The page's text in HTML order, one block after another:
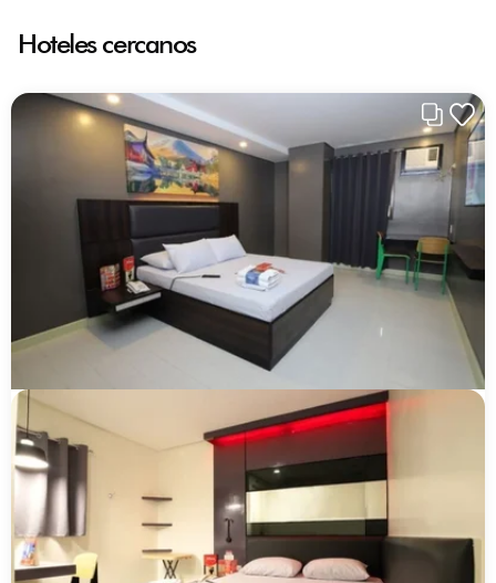
Hoteles cercanos